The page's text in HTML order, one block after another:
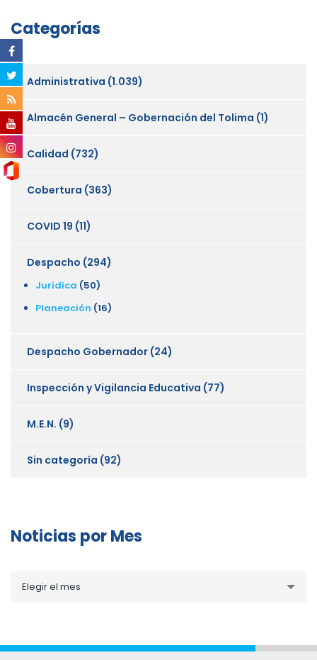
Categorías
Administrativa (1.039)
Almacén General – Gobernación del Tolima (1)
Calidad (732)
Cobertura (363)
COVID 19 (11)
Despacho (294)
Juridica (50)
Planeación (16)
Despacho Gobernador (24)
Inspección y Vigilancia Educativa (77)
M.E.N. (9)
Sin categoría (92)
Noticias por Mes
porElegir el mes